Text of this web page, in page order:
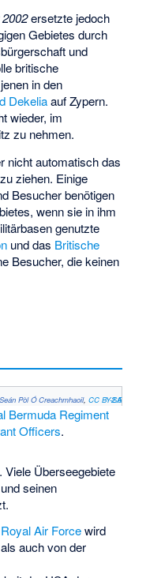
ersetzte jedoch
Gebietes durch
und
britische
in den
Dekeliaauf Zypern.
wieder, im
zu nehmen.
nicht automatisch das
ziehen. Einige
Besucher benötigen
wenn sie in ihm
genutzte
und das Britische
Besucher, die keinen
Seán Pòl Ó Creachmhaoil, CC BY-SA 2.5
Bermuda Regiment
Officers.
Viele Überseegebiete
seinen
Air Forcewird
auch von der